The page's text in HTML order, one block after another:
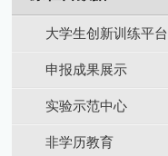
大学生创新训练平台
申报成果展示
实验示范中心
非学历教育